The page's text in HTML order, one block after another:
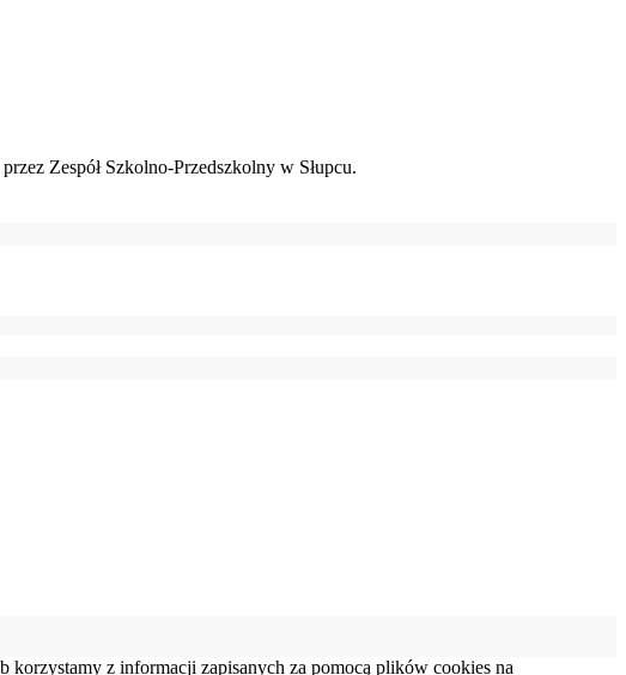
Zespół Szkolno-Przedszkolny w Słupcu.
z informacji zapisanych za pomocą plików cookies na